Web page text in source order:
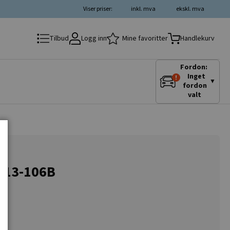
ekskl. mva
inkl. mva
Viser priser:
Tilbud Logg inn Mine favoritter Handlekurv
Fordon:
Inget
fordon
valt
▼
106B